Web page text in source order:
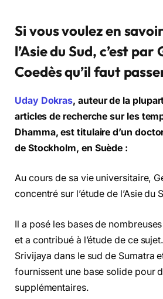
Si vous voulez en
l’Asie du Sud, c’est par
Coedès qu’il faut
Uday Dokras, auteur de la
articles de recherche sur les
Dhamma, est titulaire d’un
de Stockholm, en Suède :
Au cours de sa vie universitaire,
concentré sur l’étude de l’Asie du
Il a posé les bases de
et a contribué à l’étude de ce
Srivijaya dans le sud de Sumatra
fournissent une base solide pour
supplémentaires.